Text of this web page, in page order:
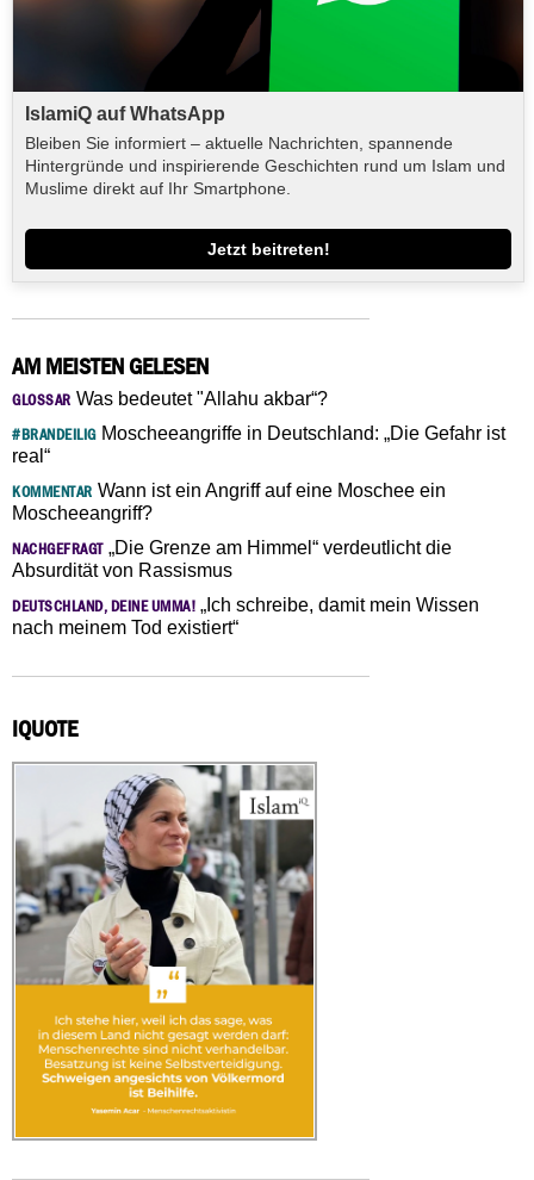
IslamiQ auf WhatsApp
Bleiben Sie informiert – aktuelle Nachrichten, spannende
Hintergründe und inspirierende Geschichten rund um Islam und
Muslime direkt auf Ihr Smartphone.
Jetzt beitreten!
AM MEISTEN GELESEN
GLOSSAR Was bedeutet "Allahu akbar“?
#BRANDEILIGMoscheeangriffe in Deutschland: „Die Gefahr ist
real“
KOMMENTAR Wann ist ein Angriff auf eine Moschee ein
Moscheeangriff?
NACHGEFRAGT„Die Grenze am Himmel“ verdeutlicht die
Absurdität von Rassismus
DEUTSCHLAND, DEINE UMMA! „Ich schreibe, damit mein Wissen
nach meinem Tod existiert“
IQUOTE